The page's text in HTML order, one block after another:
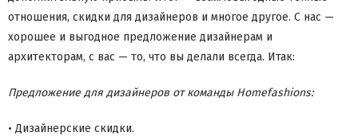
отношения, скидки для дизайнеров и многое другое. С нас —
хорошее и выгодное предложение дизайнерам и
архитекторам, с вас — то, что вы делали всегда. Итак:
Предложение для дизайнеров от команды Homefashions:
• Дизайнерские скидки.